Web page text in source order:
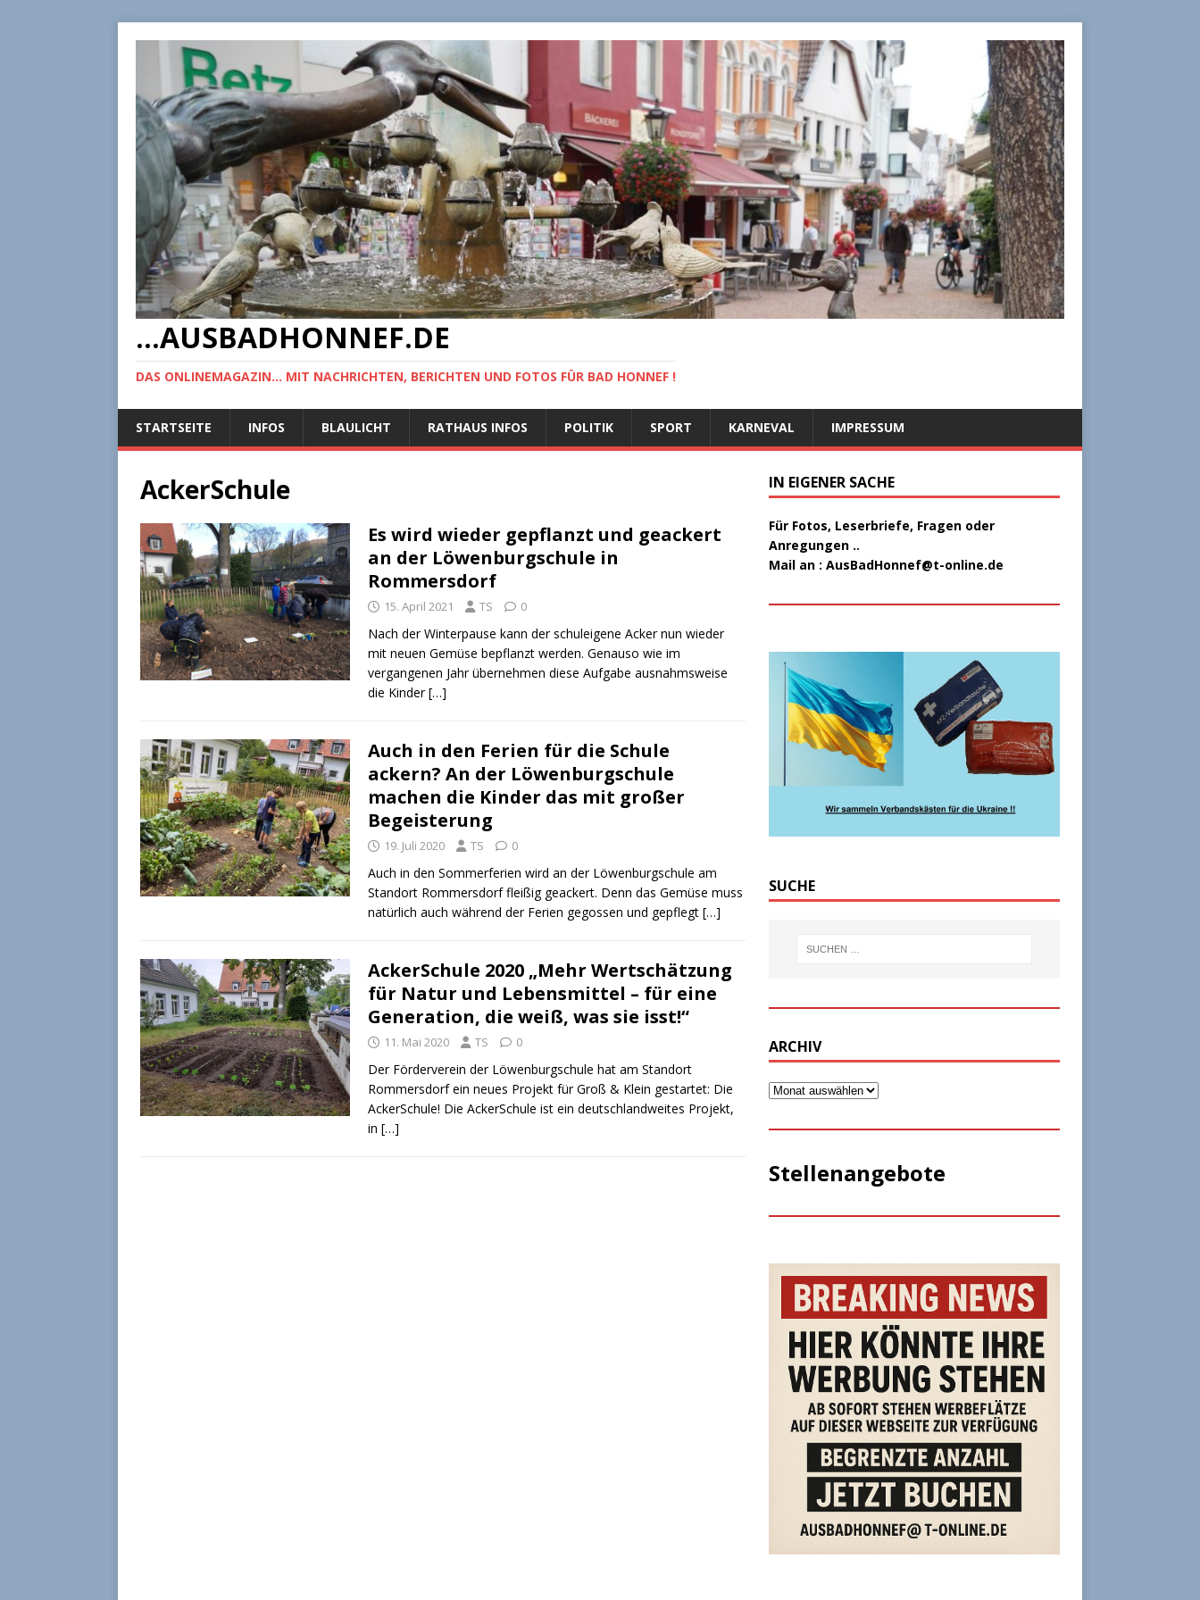
...AUSBADHONNEF.DE
DAS ONLINEMAGAZIN... MIT NACHRICHTEN, BERICHTEN UND FOTOS FÜR BAD HONNEF !
STARTSEITE INFOS BLAULICHT RATHAUS INFOS POLITIK SPORT KARNEVAL IMPRESSUM
AckerSchule
Es wird wieder gepflanzt und geackert
an der Löwenburgschule in
Rommersdorf
15. April 2021 TS 0
Nach der Winterpause kann der schuleigene Acker nun wieder
mit neuen Gemüse bepflanzt werden. Genauso wie im
vergangenen Jahr übernehmen diese Aufgabe ausnahmsweise
die Kinder[…]
Auch in den Ferien für die Schule
ackern? An der Löwenburgschule
machen die Kinder das mit großer
Begeisterung
19. Juli 2020 TS 0
Auch in den Sommerferien wird an der Löwenburgschule am
Standort Rommersdorf fleißig geackert. Denn das Gemüse muss
natürlich auch während der Ferien gegossen und gepflegt […]
AckerSchule 2020 „Mehr Wertschätzung
für Natur und Lebensmittel – für eine
Generation, die weiß, was sie isst!“
11. Mai 2020 TS 0
Der Förderverein der Löwenburgschule hat am Standort
Rommersdorf ein neues Projekt für Groß & Klein gestartet: Die
AckerSchule! Die AckerSchule ist ein deutschlandweites Projekt,
in […]
IN EIGENER SACHE
Für Fotos, Leserbriefe, Fragen oder
Anregungen ..
Mail an : AusBadHonnef@t-online.de
SUCHE
ARCHIV
Stellenangebote